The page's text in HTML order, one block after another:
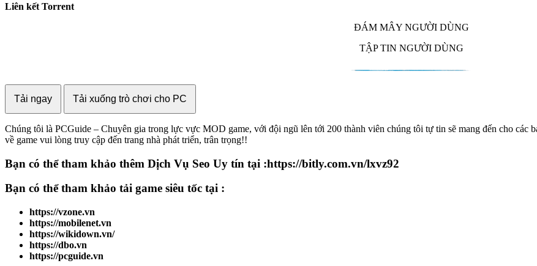
Liên kết Torrent
ĐÁM MÂY NGƯỜI DÙNG
TẬP TIN NGƯỜI DÙNG
Tải ngay Tải xuống trò chơi cho PC
Chúng tôi là PCGuide – Chuyên gia trong lực vực MOD game, với đội ngũ lên tới 200 thành viên chúng tôi tự tin sẽ mang đến cho các
về game vui lòng truy cập đến trang nhà phát triển, trân trọng!!
Bạn có thể tham khảo thêm Dịch Vụ Seo Uy tín tại :https://bitly.com.vn/lxvz92
Bạn có thể tham khảo tải game siêu tốc tại :
https://vzone.vn
https://mobilenet.vn
https://wikidown.vn/
https://dbo.vn
https://pcguide.vn